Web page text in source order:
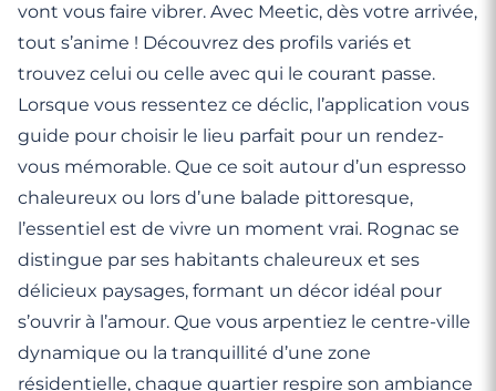
vont vous faire vibrer. Avec Meetic, dès votre arrivée,
tout s’anime ! Découvrez des profils variés et
trouvez celui ou celle avec qui le courant passe.
Lorsque vous ressentez ce déclic, l’application vous
guide pour choisir le lieu parfait pour un rendez-
vous mémorable. Que ce soit autour d’un espresso
chaleureux ou lors d’une balade pittoresque,
l’essentiel est de vivre un moment vrai. Rognac se
distingue par ses habitants chaleureux et ses
délicieux paysages, formant un décor idéal pour
s’ouvrir à l’amour. Que vous arpentiez le centre-ville
dynamique ou la tranquillité d’une zone
résidentielle, chaque quartier respire son ambiance